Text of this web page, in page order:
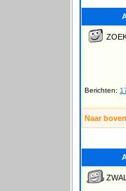
Berichten:
Naar boven